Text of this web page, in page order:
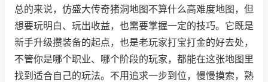
总的来说，仿盛大传奇猪洞地图不算什么高难度地图，但
想要玩明白、玩出收益，也需要掌握一定的技巧。它既是
新手升级攒装备的起点，也是老玩家打宝打金的好去处，
不管你是哪个职业、哪个阶段的玩家，都能在这张地图里
找到适合自己的玩法。不用追求一步到位，慢慢摸索，熟